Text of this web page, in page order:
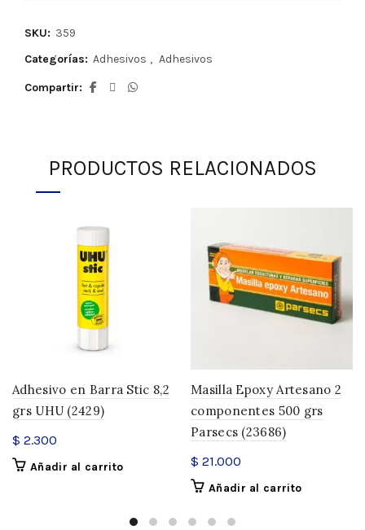
SKU: 359
Categorías: Adhesivos , Adhesivos
Compartir
PRODUCTOS RELACIONADOS
Adhesivo en Barra Stic 8,2
grs UHU (2429)
$ 2.300
Añadir al carrito
Masilla Epoxy Artesano 2
componentes 500 grs
Parsecs (23686)
$ 21.000
Añadir al carrito